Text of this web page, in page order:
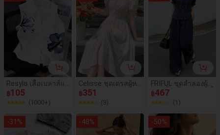
Resyla เสื้อเบลาส์แ
ขนกุดสำหรับผู้หญิง,
ฤดูร้อน, ดีไซน์เก๋ไก๋ห
ลากหลาย, ลายดอกไ
ม้ดิจิทัลขนาดใหญ่, ข
องต้องมี, อัตราการคื
นสินค้าสูง, กลับไปโ
฿105
(1000+)
Celisse ชุดเดรสผู้ห
ญิงหวานสดใสลายด
อกไม้เล็ก คอเหลี่ยม
แขนกลีบดอกไม้
฿351
(3)
FRIFUL ชุดลำลองผู้ห
ญิง เสื้อเชิ้ตแขนพัฟสั้
นผูกหน้าติดกระดุม แ
ละกางเกงยีนส์ขากว้
าง สำหรับฤดูร้อน
฿467
(1)
-31 % -48% -50%